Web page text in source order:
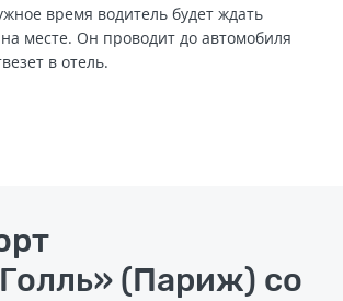
время водитель будет ждать
на месте. Он проводит до автомобиля
в отель.
(Париж) со